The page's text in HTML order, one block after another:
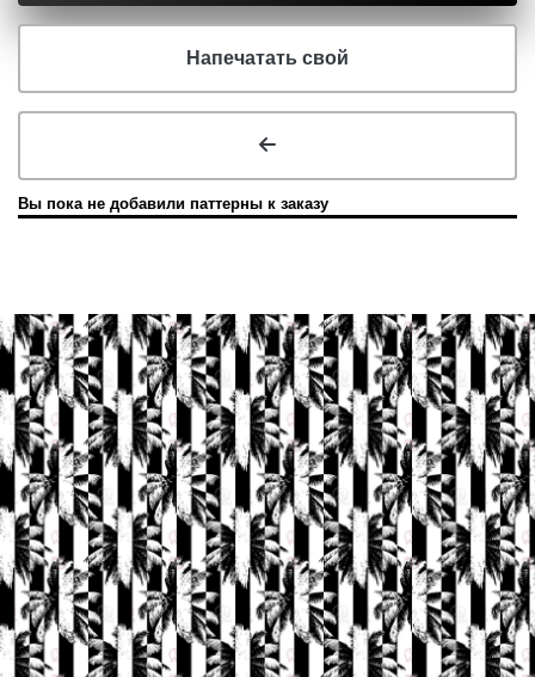
Напечатать свой
Вы пока не добавили паттерны к заказу